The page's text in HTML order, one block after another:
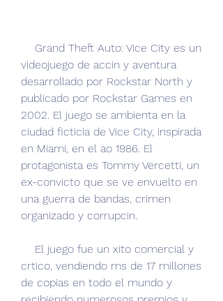
videojuego de accin y aventura
desarrollado por Rockstar North y
publicado por Rockstar Games en
2002. El juego se ambienta en la
ciudad ficticia de Vice City, inspirada
en Miami, en el ao 1986. El
protagonista es Tommy Vercetti, un
ex-convicto que se ve envuelto en
una guerra de bandas, crimen
organizado y corrupcin.
crtico, vendiendo ms de 17 millones
de copias en todo el mundo y